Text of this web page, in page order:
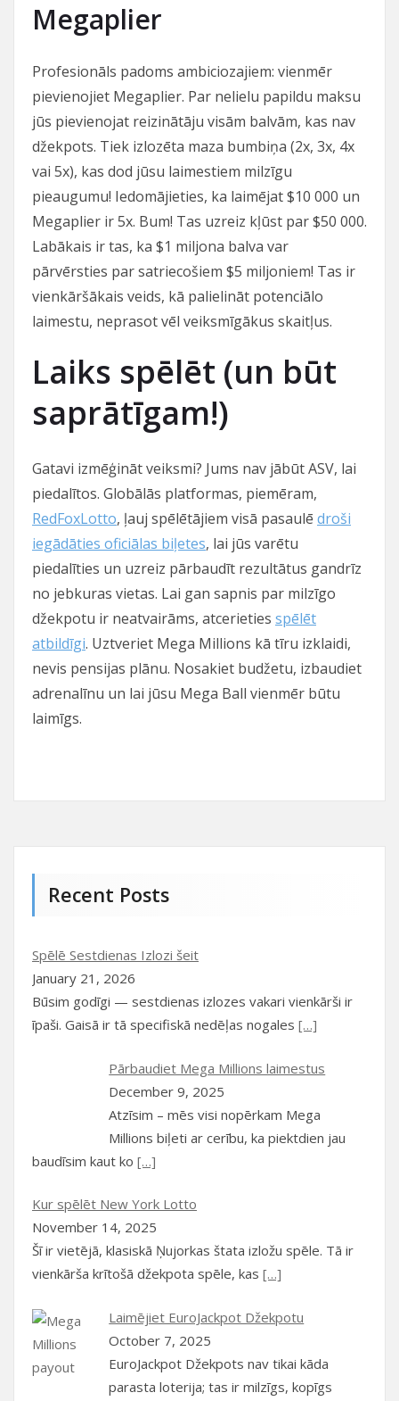
Megaplier
Profesionāls padoms ambiciozajiem: vienmēr
pievienojiet Megaplier. Par nelielu papildu maksu
jūs pievienojat reizinātāju visām balvām, kas nav
džekpots. Tiek izlozēta maza bumbiņa (2x, 3x, 4x
vai 5x), kas dod jūsu laimestiem milzīgu
pieaugumu! Iedomājieties, ka laimējat $10 000 un
Megaplier ir 5x. Bum! Tas uzreiz kļūst par $50 000.
Labākais ir tas, ka $1 miljona balva var
pārvērsties par satriecošiem $5 miljoniem! Tas ir
vienkāršākais veids, kā palielināt potenciālo
laimestu, neprasot vēl veiksmīgākus skaitļus.
Laiks spēlēt (un būt
saprātīgam!)
Gatavi izmēģināt veiksmi? Jums nav jābūt ASV, lai
piedalītos. Globālās platformas, piemēram,
RedFoxLotto, ļauj spēlētājiem visā pasaulē droši
iegādāties oficiālas biļetes, lai jūs varētu
piedalīties un uzreiz pārbaudīt rezultātus gandrīz
no jebkuras vietas. Lai gan sapnis par milzīgo
džekpotu ir neatvairāms, atcerieties spēlēt
atbildīgi. Uztveriet Mega Millions kā tīru izklaidi,
nevis pensijas plānu. Nosakiet budžetu, izbaudiet
adrenalīnu un lai jūsu Mega Ball vienmēr būtu
laimīgs.
Recent Posts
Spēlē Sestdienas Izlozi šeit
January 21, 2026
Būsim godīgi — sestdienas izlozes vakari vienkārši ir
īpaši. Gaisā ir tā specifiskā nedēļas nogales […]
Pārbaudiet Mega Millions laimestus
December 9, 2025
Atzīsim – mēs visi nopērkam Mega
Millions biļeti ar cerību, ka piektdien jau
baudīsim kaut ko […]
Kur spēlēt New York Lotto
November 14, 2025
Šī ir vietējā, klasiskā Ņujorkas štata izložu spēle. Tā ir
vienkārša krītošā džekpota spēle, kas […]
Laimējiet EuroJackpot Džekpotu
October 7, 2025
EuroJackpot Džekpots nav tikai kāda
parasta loterija; tas ir milzīgs, kopīgs